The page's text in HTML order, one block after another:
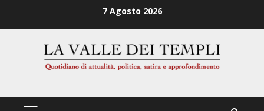
7 Agosto 2026